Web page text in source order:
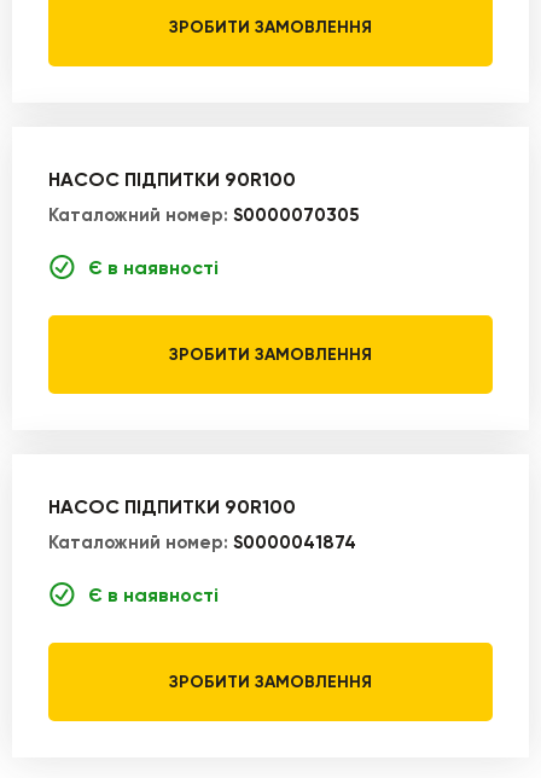
ЗРОБИТИ ЗАМОВЛЕННЯ
НАСОС ПІДПИТКИ 90R100
Каталожний номер: S0000070305
Є в наявності
ЗРОБИТИ ЗАМОВЛЕННЯ
НАСОС ПІДПИТКИ 90R100
Каталожний номер: S0000041874
Є в наявності
ЗРОБИТИ ЗАМОВЛЕННЯ